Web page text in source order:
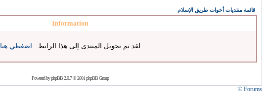
قائمة منتديات أخوات طريق الإسلام
Information
لقد تم تحويل المنتدى إلى هذا الرابط : اضغطي هنا
Powered byphpBB2.0.7 © 2001 phpBB Group
Forums ©